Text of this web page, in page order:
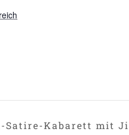
Satire-Kabarett mit